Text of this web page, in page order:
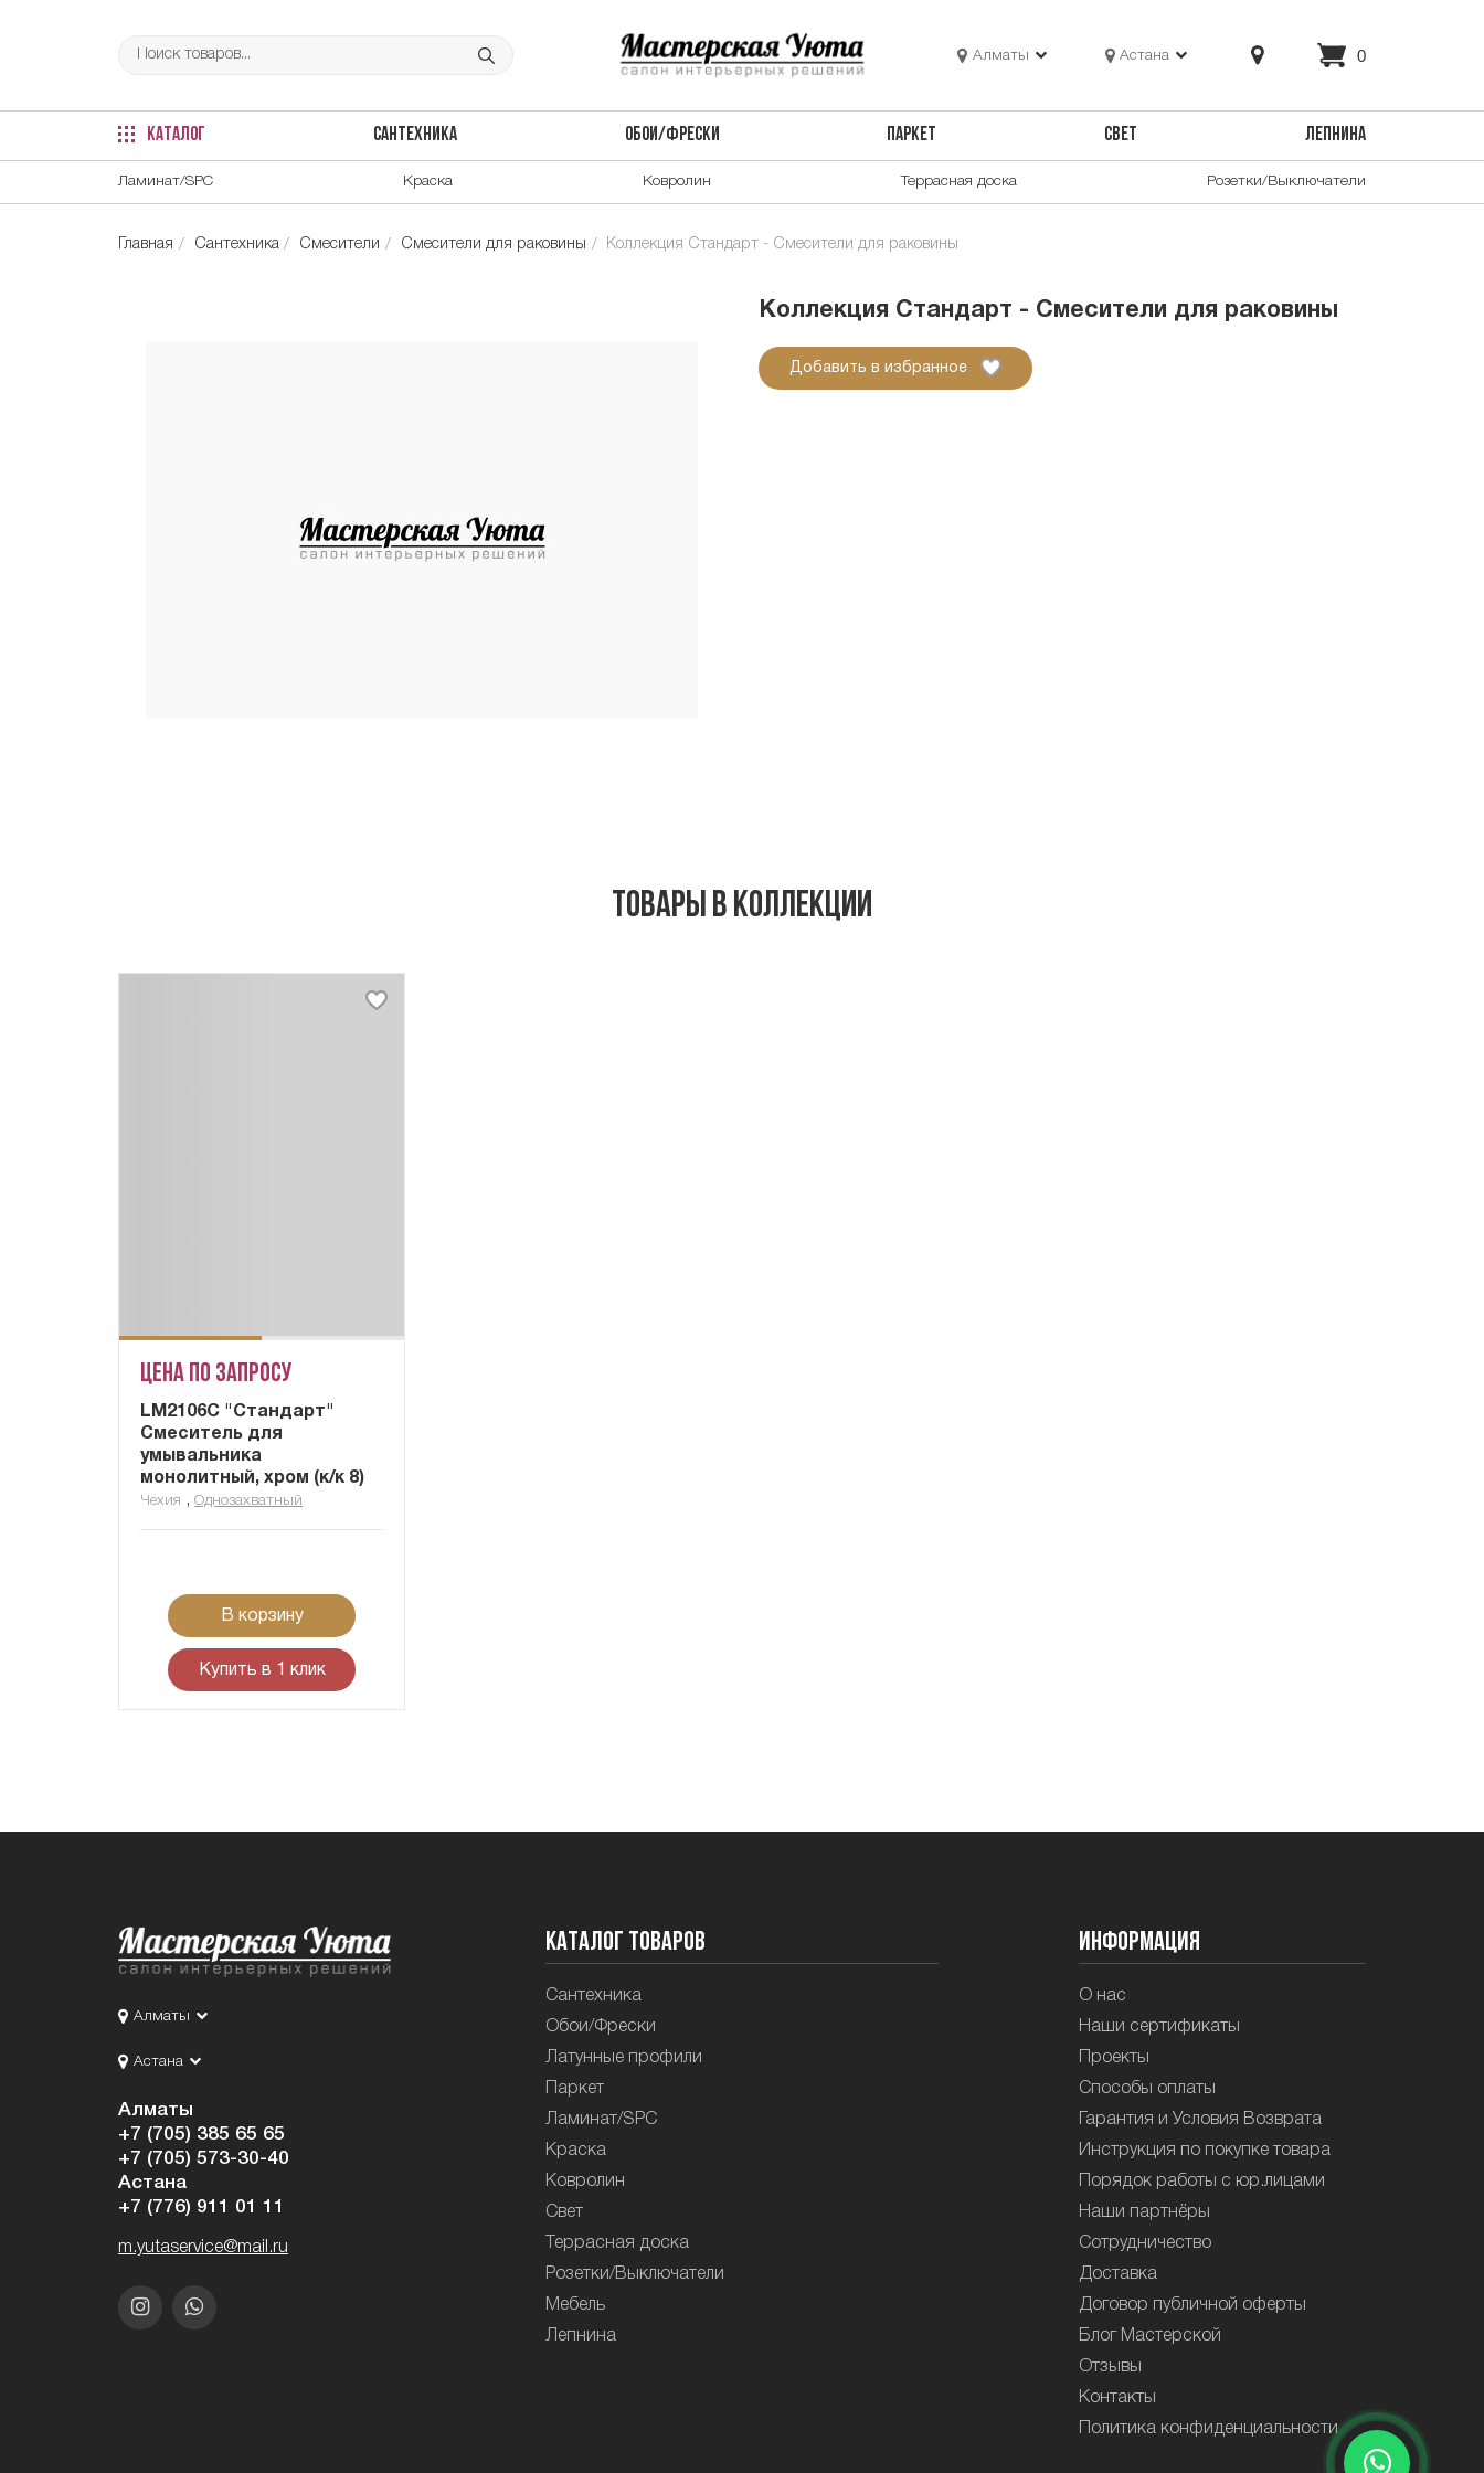
Алматы Астана 0
КАТАЛОГ САНТЕХНИКА ОБОИ/ФРЕСКИ ПАРКЕТ СВЕТ ЛЕПНИНА
Ламинат/SPC Краска Ковролин Террасная доска Розетки/Выключатели
Главная Сантехника Смесители Смесители для раковины Коллекция Стандарт - Смесители для раковины
Коллекция Стандарт - Смесители для раковины
Добавить в избранное
Товары в коллекции
Цена по запросу
LM2106C "Стандарт"
Смеситель для
умывальника
монолитный, хром (к/к 8)
Чехия ,Однозахватный
В корзину
Купить в 1 клик
Алматы
Астана
Алматы
+7 (705) 385 65 65
+7 (705) 573-30-40
Астана
+7 (776) 911 01 11
m.yutaservice@mail.ru
Каталог товаров
Сантехника
Обои/Фрески
Латунные профили
Паркет
Ламинат/SPC
Краска
Ковролин
Свет
Террасная доска
Розетки/Выключатели
Мебель
Лепнина
Информация
О нас
Наши сертификаты
Проекты
Способы оплаты
Гарантия и Условия Возврата
Инструкция по покупке товара
Порядок работы с юр.лицами
Наши партнёры
Сотрудничество
Доставка
Договор публичной оферты
Блог Мастерской
Отзывы
Контакты
Политика конфиденциальности